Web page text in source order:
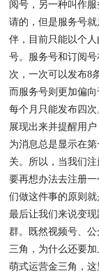
阅号，另一种叫作
请的，但是服务号
伴，目前只能以个
号。服务号和订阅
次，一次可以发布8
而服务号则更加偏
每个月只能发布四
展现出来并提醒用
为消息总是显示在
关。所以，当我们
要再想办法去注册
们做这件事的原则就
最后让我们来说变
群。既然视频号、
三角，为什么还要
萌式运营金三角，这